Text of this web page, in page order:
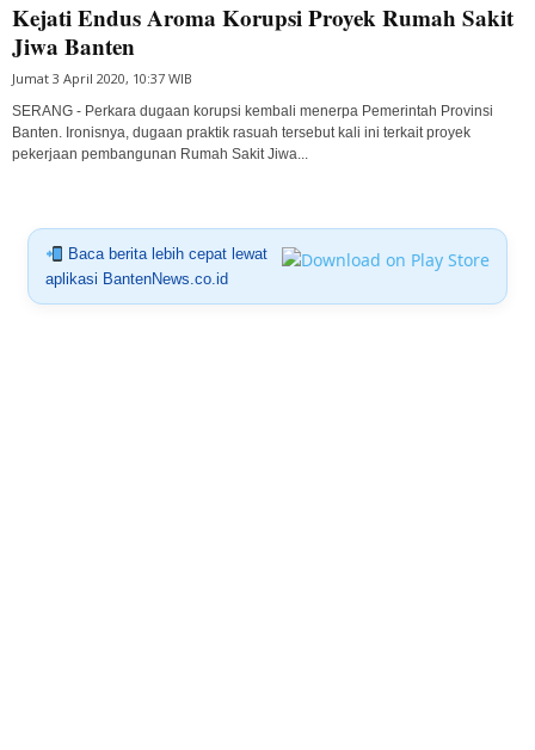
Kejati Endus Aroma Korupsi Proyek Rumah Sakit
Jiwa Banten
Jumat 3 April 2020, 10:37 WIB
SERANG - Perkara dugaan korupsi kembali menerpa Pemerintah Provinsi
Banten. Ironisnya, dugaan praktik rasuah tersebut kali ini terkait proyek
pekerjaan pembangunan Rumah Sakit Jiwa...
Baca berita lebih cepat lewat
aplikasi BantenNews.co.id